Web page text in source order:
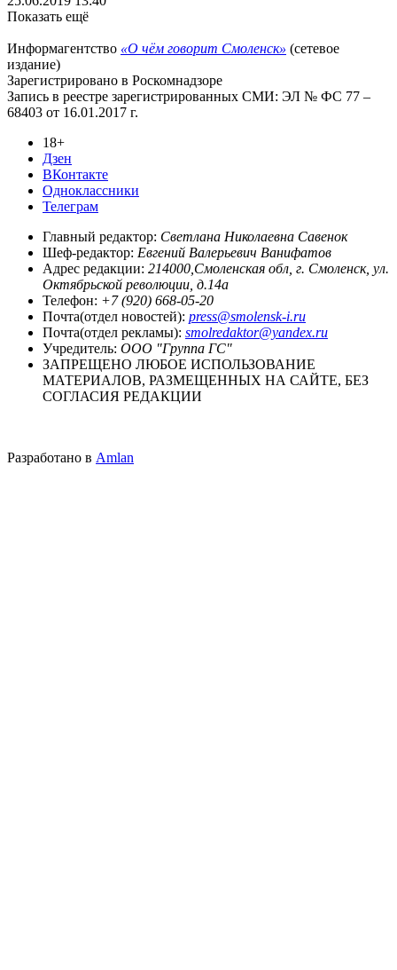
Показать ещё
Информагентство «О чём говорит Смоленск» (сетевое
издание)
Зарегистрировано в Роскомнадзоре
Запись в реестре зарегистрированных СМИ: ЭЛ № ФС 77 –
68403 от 16.01.2017 г.
18+
Дзен
ВКонтакте
Одноклассники
Телеграм
Главный редактор: Светлана Николаевна Савенок
Шеф-редактор: Евгений Валерьевич Ванифатов
Адрес редакции: 214000,Смоленская обл, г. Смоленск, ул.
Октябрьской революции, д.14а
Телефон: +7 (920) 668-05-20
Почта(отдел новостей): press@smolensk-i.ru
Почта(отдел рекламы): smolredaktor@yandex.ru
Учредитель: ООО "Группа ГС"
ЗАПРЕЩЕНО ЛЮБОЕ ИСПОЛЬЗОВАНИЕ
МАТЕРИАЛОВ, РАЗМЕЩЕННЫХ НА САЙТЕ, БЕЗ
СОГЛАСИЯ РЕДАКЦИИ
Разработано в Amlan